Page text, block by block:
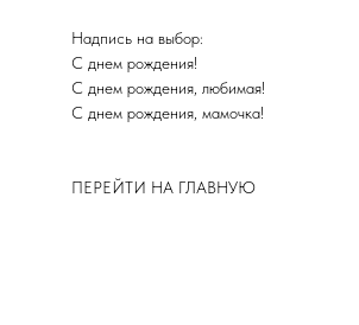
Надпись на выбор:
С днем рождения!
С днем рождения, любимая!
С днем рождения, мамочка!
ПЕРЕЙТИ НА ГЛАВНУЮ